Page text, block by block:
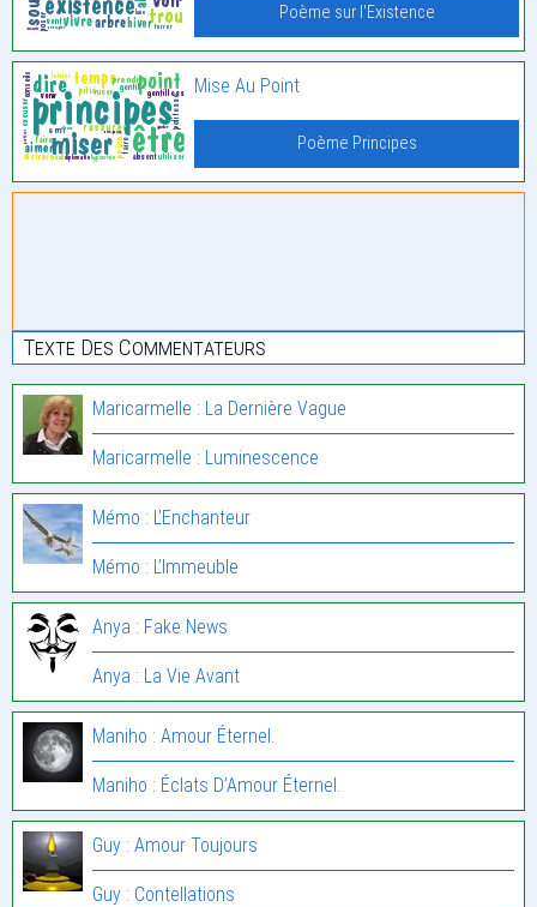
Poème sur l'Existence
Mise Au Point
Poème Principes
Texte Des Commentateurs
Maricarmelle : La Dernière Vague
Maricarmelle : Luminescence
Mémo : L’Enchanteur
Mémo : L’Immeuble
Anya : Fake News
Anya : La Vie Avant
Maniho : Amour Éternel.
Maniho : Éclats D’Amour Éternel.
Guy : Amour Toujours
Guy : Contellations